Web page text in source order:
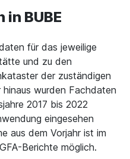
BUBE
für das jeweilige
und zu den
der zuständigen
wurden Fachdaten
2017 bis 2022
eingesehen
aus dem Vorjahr ist im
Berichte möglich.